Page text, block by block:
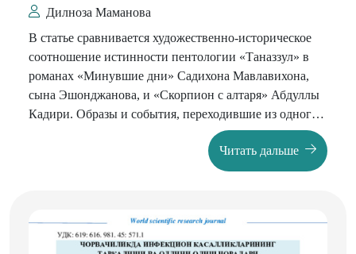
Дилноза Маманова
В статье сравнивается художественно-историческое
соотношение истинности пентологии «Таназзул» в
романах «Минувшие дни» Садихона Мавлавихона,
сына Эшонджанова, и «Скорпион с алтаря» Абдуллы
Кадири. Образы и события, переходившие из одного
произведения в другое, анализировались на основе
взаимных фактов. Творческий замысел сценаристов
хорошо продуман. В результате такой период был
в русле творчества Кадири.
Читать дальше